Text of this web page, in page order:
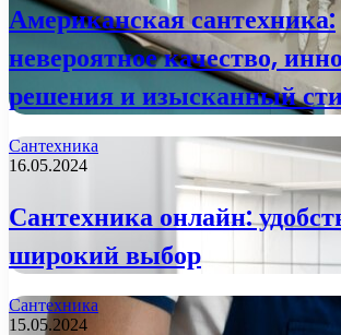
Американская сантехника:
невероятное качество,
решения и изысканный
Сантехника
16.05.2024
Сантехника онлайн:
широкий выбор
Сантехника
15.05.2024